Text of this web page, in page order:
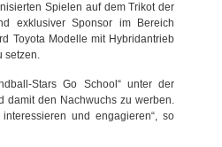
Spielen auf dem Trikot der
exklusiver Sponsor im Bereich
Toyota Modelle mit Hybridantrieb
setzen.
Stars Go School“ unter der
damit den Nachwuchs zu werben.
und engagieren“, so